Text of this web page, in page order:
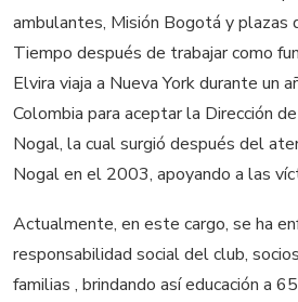
ambulantes, Misión Bogotá y plazas
Tiempo después de trabajar como
Elvira viaja a Nueva York durante un
Colombia para aceptar la Dirección
Nogal, la cual surgió después del
Nogal en el 2003, apoyando a las
Actualmente, en este cargo, se ha
responsabilidad social del club,
familias , brindando así educación a